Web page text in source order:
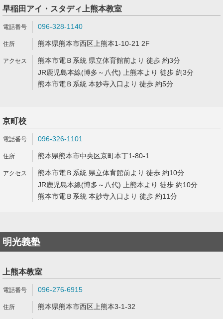
早稲田アイ・スタディ上熊本教室
096-328-1140
熊本県熊本市西区上熊本1-10-21 2F
熊本市電Ｂ系統 県立体育館前より 徒歩 約3分
JR鹿児島本線(博多～八代) 上熊本より 徒歩 約3分
熊本市電Ｂ系統 本妙寺入口より 徒歩 約5分
京町校
096-326-1101
熊本県熊本市中央区京町本丁1-80-1
熊本市電Ｂ系統 県立体育館前より 徒歩 約10分
JR鹿児島本線(博多～八代) 上熊本より 徒歩 約10分
熊本市電Ｂ系統 本妙寺入口より 徒歩 約11分
明光義塾
上熊本教室
096-276-6915
熊本県熊本市西区上熊本3-1-32